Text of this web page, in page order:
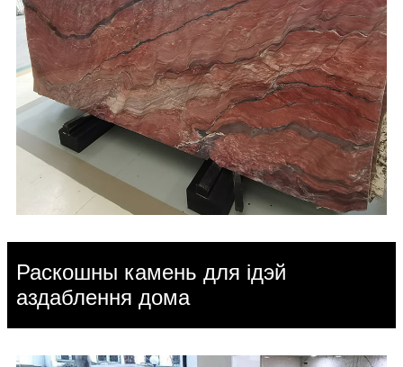
Раскошны камень для ідэй
аздаблення дома